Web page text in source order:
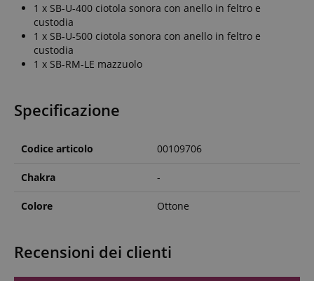
1 x SB-U-400 ciotola sonora con anello in feltro e
custodia
1 x SB-U-500 ciotola sonora con anello in feltro e
custodia
1 x SB-RM-LE mazzuolo
Specificazione
Codice articolo 00109706
Chakra -
Colore Ottone
Recensioni dei clienti